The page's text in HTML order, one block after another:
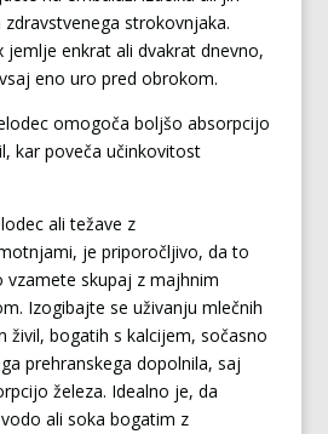
strokovnjaka.
jemlje enkrat ali dvakrat dnevno,
eno uro pred obrokom.
omogoča boljšo absorpcijo
kar poveča učinkovitost
ali težave z
je priporočljivo, da to
vzamete skupaj z majhnim
Izogibajte se uživanju mlečnih
živil, bogatih s kalcijem, sočasno
prehranskega dopolnila, saj
železa. Idealno je, da
ali soka bogatim z